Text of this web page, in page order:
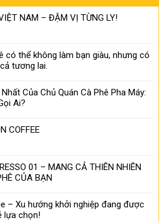
NAM – ĐẬM VỊ TỪNG LY!
có thể không làm bạn giàu, nhưng có
tương lai.
Của Chủ Quán Cà Phê Pha Máy:
Ai?
COFFEE
01 – MANG CẢ THIÊN NHIÊN
CỦA BẠN
– Xu hướng khởi nghiệp đang được
lựa chọn!